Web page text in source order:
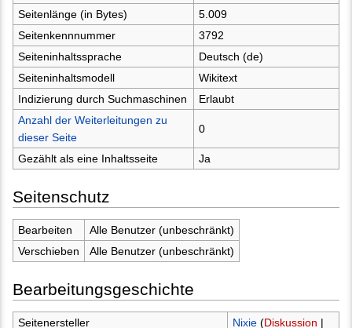
Seitenlänge (in Bytes)
5.009
Seitenkennnummer
3792
Seiteninhaltssprache
Deutsch (de)
Seiteninhaltsmodell
Wikitext
Indizierung durch Suchmaschinen
Erlaubt
Anzahl der Weiterleitungen zu
dieser Seite
0
Gezählt als eine Inhaltsseite Ja
Seitenschutz
Bearbeiten
Alle Benutzer (unbeschränkt)
Verschieben
Alle Benutzer (unbeschränkt)
Bearbeitungsgeschichte
Seitenersteller Nixie (Diskussion |